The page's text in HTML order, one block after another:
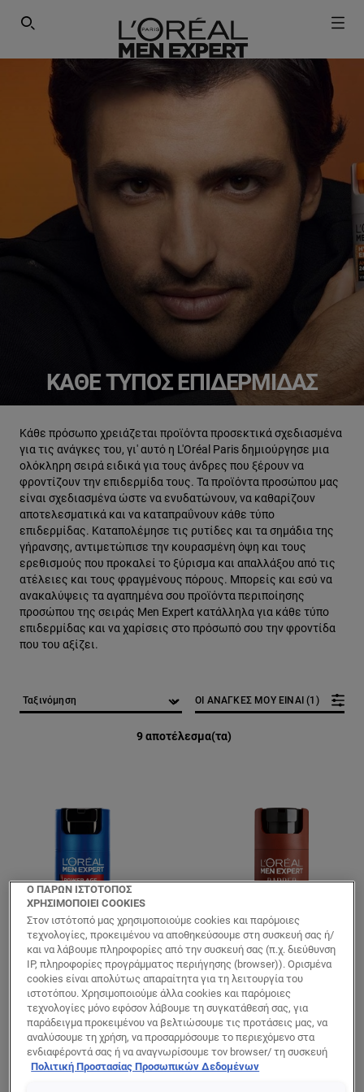
ΕΓΓΡΑΦΕΙΤΕ ΣΤΟ NEWSLETTER!
SEARCH THIS SITE
ΚΆΘΕ ΤΎΠΟΣ ΕΠΙΔΕΡΜΊΔΑΣ
Κάθε πρόσωπο χρειάζεται προϊόντα προσεκτικά σχεδιασμένα
για τις ανάγκες του, γι' αυτό η L'Oréal Paris δημιούργησε μια
ολόκληρη σειρά ειδικά για τους άνδρες που ξέρουν να
φροντίζουν την επιδερμίδα τους. Τα προϊόντα προσώπου μας
είναι σχεδιασμένα ώστε να ενυδατώνουν, να καθαρίζουν
αποτελεσματικά και να καταπραΰνουν κάθε τύπο
επιδερμίδας. Καταπολέμησε τις ρυτίδες και τα σημάδια της
γήρανσης, αντιμετώπισε την κουρασμένη όψη και τους
ερεθισμούς που προκαλεί το ξύρισμα και απαλλάξου από τις
ατέλειες και τους φραγμένους πόρους. Μπορείς και εσύ να
ανακαλύψεις τα αγαπημένα σου προϊόντα περιποίησης
προσώπου της σειράς Men Expert κατάλληλα για κάθε τύπο
επιδερμίδας και να χαρίσεις στο πρόσωπό σου την φροντίδα
που του αξίζει.
9 αποτέλεσμα(τα)
ΟΙ ΑΝΑΓΚΕΣ ΜΟΥ ΕΙΝΑΙ (1)
Power Age
Ανδρική
Αντιγηραντική
Κρέμα Προσώπου
για Ενυδάτωση
Barber Club
Ενυδατική Κρέμα
για Γένια &
Επιδερμίδα
Ο ΠΑΡΩΝ ΙΣΤΟΤΟΠΟΣ
ΧΡΗΣΙΜΟΠΟΙΕΙ COOKIES
Στον ιστότοπό μας χρησιμοποιούμε cookies και παρόμοιες
τεχνολογίες, προκειμένου να αποθηκεύσουμε στη συσκευή σας ή/
και να λάβουμε πληροφορίες από την συσκευή σας (π.χ. διεύθυνση
IP, πληροφορίες προγράμματος περιήγησης (browser)). Ορισμένα
cookies είναι απολύτως απαραίτητα για τη λειτουργία του
ιστοτόπου. Χρησιμοποιούμε άλλα cookies και παρόμοιες
τεχνολογίες μόνο εφόσον λάβουμε τη συγκατάθεσή σας, για
παράδειγμα προκειμένου να βελτιώσουμε τις προτάσεις μας, να
αναλύσουμε τη χρήση, να προσαρμόσουμε το περιεχόμενο στα
ενδιαφέροντά σας ή να αναγνωρίσουμε τον browser/ τη συσκευή
σας για τη δημιουργία προφίλ με τα ενδιαφέροντά σας και να σας
Πολιτική Προστασίας Προσωπικών Δεδομένων